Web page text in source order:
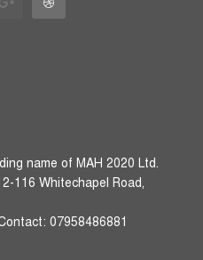
name of MAH 2020 Ltd.
116 Whitechapel Road,
07958486881